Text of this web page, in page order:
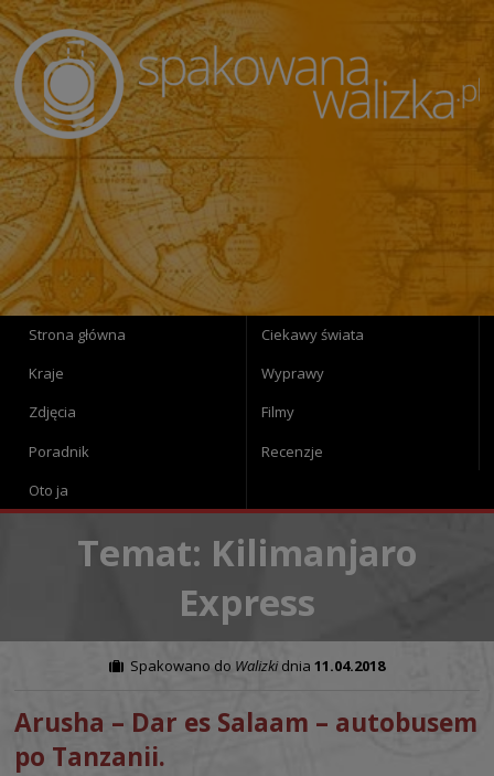
Strona główna
Ciekawy świata
Kraje
Wyprawy
Zdjęcia
Filmy
Poradnik
Recenzje
Oto ja
Temat: Kilimanjaro
Express
Spakowano do Walizkidnia 11.04.2018
Arusha – Dar es Salaam – autobusem
po Tanzanii.